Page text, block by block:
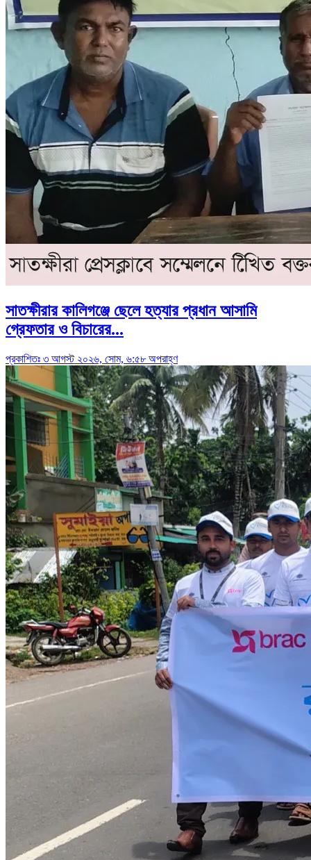
সাতক্ষীরার কালিগঞ্জে ছেলে হত্যার প্রধান আসামি
গ্রেফতার ও বিচারের...
প্রকাশিতঃ ৩ আগস্ট ২০২৬, সোম, ৬:৫৮ অপরাহ্ণ